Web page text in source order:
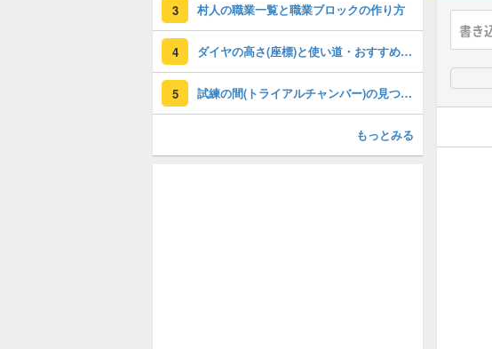
3 村人の職業一覧と職業ブロックの作り方
4 ダイヤの高さ(座標)と使い道・おすすめの高さ
5 試練の間(トライアルチャンバー)の見つけ方と特徴
もっとみる